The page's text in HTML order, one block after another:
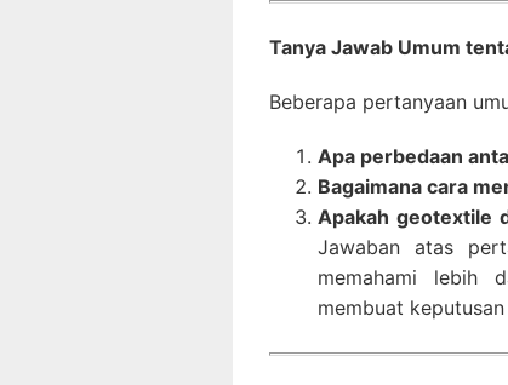
Tanya Jawab Umum
Beberapa pertanyaan
Apa perbedaan
Bagaimana cara
Apakah geotextile
Jawaban atas
memahami lebih
membuat